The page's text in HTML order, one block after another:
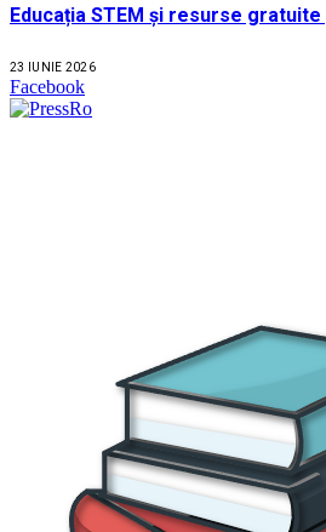
Educația STEM și resurse
23 IUNIE 2026
Facebook